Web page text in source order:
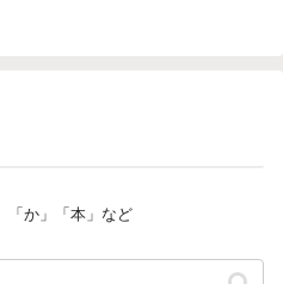
「か」「本」など